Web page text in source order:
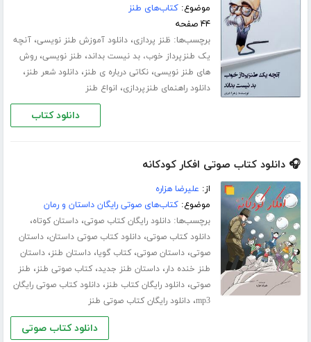
موضوع:کتاب‌های طنز
۴۴ صفحه
برچسب‌ها: ظنز پردازی،دانلود آموزش طنز نویسی،آنچه
یک طنزپرداز خوب، بد نیست بداند، طنز نویسی،روش
های طنز نویسی،نکاتی درباره ی طنز،دانلود شعر طنز،
دانلود راهنمای طنزپردازی، انواع طنز
دانلود کتاب
🎧 دانلود کتاب صوتی افکار کودکانه
از: علیرضا هزاره
موضوع:کتاب‌های صوتی رایگان داستان و رمان
برچسب‌ها:دانلود رایگان کتاب صوتی،داستان کوتاه،
دانلود کتاب صوتی،دانلود کتاب صوتی داستان،داستان
صوتی،داستان صوتی،کتاب گویا،داستان طنز،داستان
طنز خنده دار،داستان طنز جدید،کتاب صوتی طنز، طنز
صوتی،دانلود رایگان کتاب طنز،دانلود کتاب صوتی رایگان
mp3،دانلود رایگان کتاب صوتی طنز
دانلود کتاب صوتی